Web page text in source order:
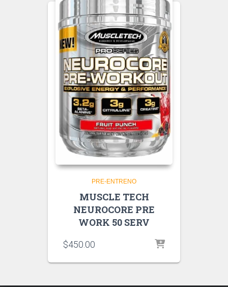
PRE-ENTRENO
MUSCLE TECH
NEUROCORE PRE
WORK 50 SERV
$450.00